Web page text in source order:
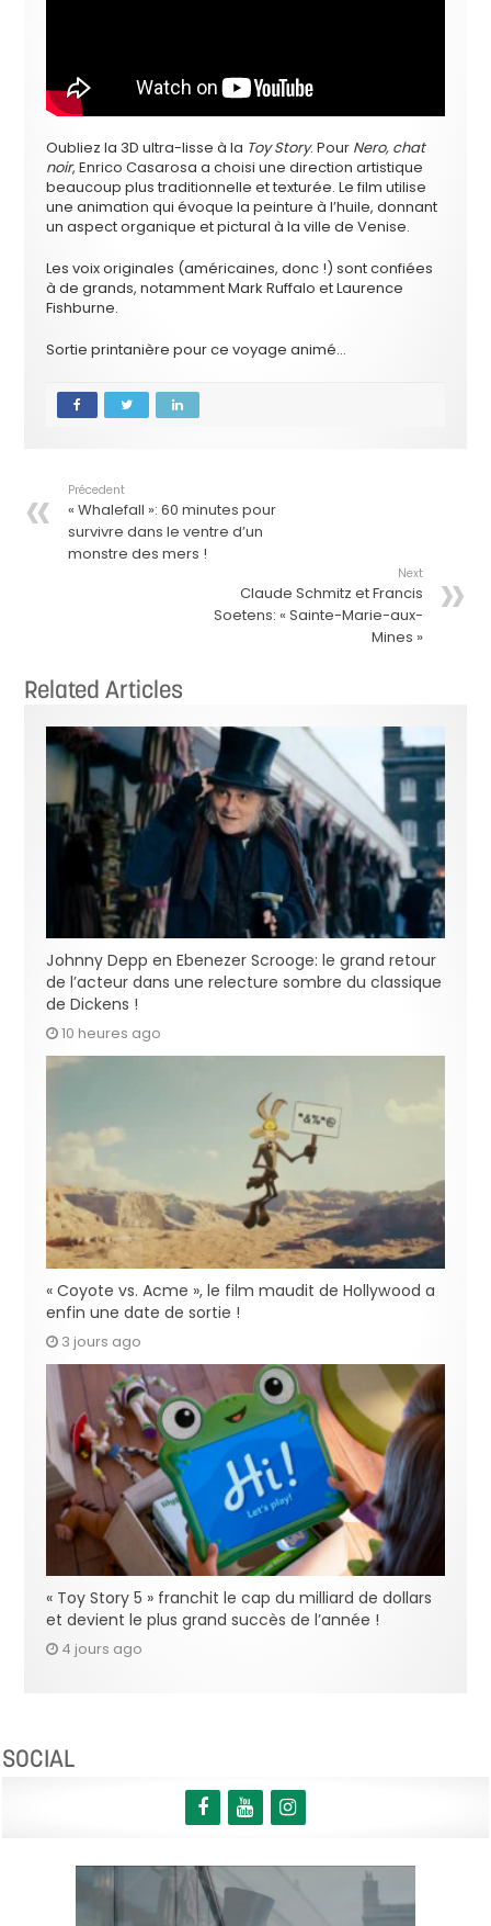
Oubliez la 3D ultra-lisse à la Toy Story. Pour Nero, chat
noir, Enrico Casarosa a choisi une direction artistique
beaucoup plus traditionnelle et texturée. Le film utilise
une animation qui évoque la peinture à l’huile, donnant
un aspect organique et pictural à la ville de Venise.
Les voix originales (américaines, donc !) sont confiées
à de grands, notamment Mark Ruffalo et Laurence
Fishburne.
Sortie printanière pour ce voyage animé…
Précedent
« Whalefall »: 60 minutes pour
survivre dans le ventre d’un
monstre des mers !
Next
Claude Schmitz et Francis
Soetens: « Sainte-Marie-aux-
Mines »
Related Articles
Johnny Depp en Ebenezer Scrooge: le grand retour
de l’acteur dans une relecture sombre du classique
de Dickens !
10 heures ago
« Coyote vs. Acme », le film maudit de Hollywood a
enfin une date de sortie !
3 jours ago
« Toy Story 5 » franchit le cap du milliard de dollars
et devient le plus grand succès de l’année !
4 jours ago
SOCIAL